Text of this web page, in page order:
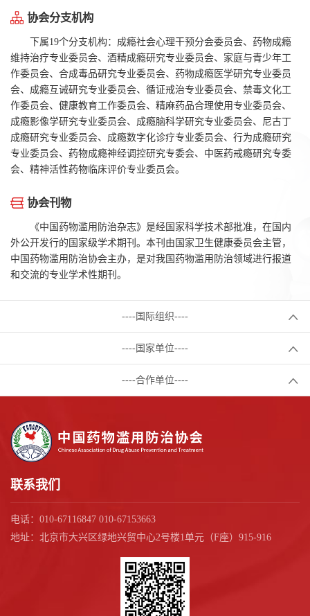
协会分支机构
下属19个分支机构：成瘾社会心理干预分会委员会、药物成瘾
维持治疗专业委员会、酒精成瘾研究专业委员会、家庭与青少年工
作委员会、合成毒品研究专业委员会、药物成瘾医学研究专业委员
会、成瘾互诫研究专业委员会、循证戒治专业委员会、禁毒文化工
作委员会、健康教育工作委员会、精麻药品合理使用专业委员会、
成瘾影像学研究专业委员会、成瘾脑科学研究专业委员会、尼古丁
成瘾研究专业委员会、成瘾数字化诊疗专业委员会、行为成瘾研究
专业委员会、药物成瘾神经调控研究专委会、中医药戒瘾研究专委
会、精神活性药物临床评价专业委员会。
协会刊物
《中国药物滥用防治杂志》是经国家科学技术部批准，在国内
外公开发行的国家级学术期刊。本刊由国家卫生健康委员会主管，
中国药物滥用防治协会主办，是对我国药物滥用防治领域进行报道
和交流的专业学术性期刊。
----国际组织----
----国家单位----
----合作单位----
联系我们
电话：010-67116847 010-67153663
地址：北京市大兴区绿地兴贸中心2号楼1单元（F座）915-916